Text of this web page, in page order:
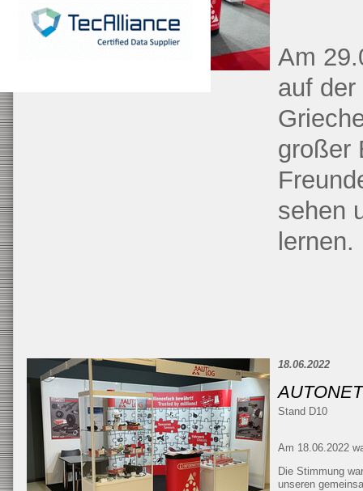
Am
auf
großer
sehen
lernen.
18.06.2022
Stand D10
Am 18.06.2022
Die Stimmung
unseren